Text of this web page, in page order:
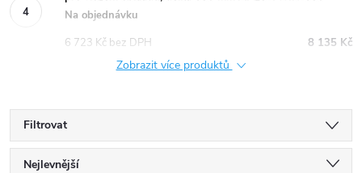
Na objednávku
8 135 Kč
6 723 Kč bez DPH
Zobrazit více produktů
Filtrovat
Nejlevnější